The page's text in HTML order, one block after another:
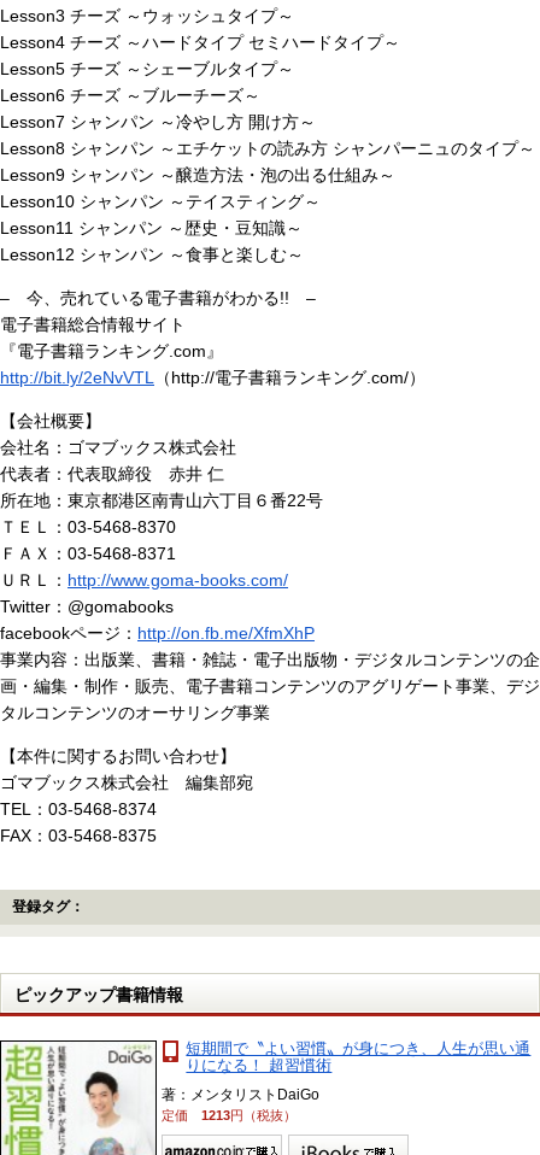
Lesson3 チーズ ～ウォッシュタイプ～
Lesson4 チーズ ～ハードタイプ セミハードタイプ～
Lesson5 チーズ ～シェーブルタイプ～
Lesson6 チーズ ～ブルーチーズ～
Lesson7 シャンパン ～冷やし方 開け方～
Lesson8 シャンパン ～エチケットの読み方 シャンパーニュのタイプ～
Lesson9 シャンパン ～醸造方法・泡の出る仕組み～
Lesson10 シャンパン ～テイスティング～
Lesson11 シャンパン ～歴史・豆知識～
Lesson12 シャンパン ～食事と楽しむ～
– 今、売れている電子書籍がわかる!! –
電子書籍総合情報サイト
『電子書籍ランキング.com』
http://bit.ly/2eNvVTL
（http://電子書籍ランキング.com/）
【会社概要】
会社名：ゴマブックス株式会社
代表者：代表取締役 赤井 仁
所在地：東京都港区南青山六丁目６番22号
ＴＥＬ：03-5468-8370
ＦＡＸ：03-5468-8371
ＵＲＬ： http://www.goma-books.com/
Twitter：@gomabooks
facebookページ： http://on.fb.me/XfmXhP
事業内容：出版業、書籍・雑誌・電子出版物・デジタルコンテンツの企
画・編集・制作・販売、電子書籍コンテンツのアグリゲート事業、デジ
タルコンテンツのオーサリング事業
【本件に関するお問い合わせ】
ゴマブックス株式会社 編集部宛
TEL：03-5468-8374
FAX：03-5468-8375
登録タグ：
ピックアップ書籍情報
短期間で〝よい習慣〟が身につき、人生が思い通
りになる！ 超習慣術
著：メンタリストDaiGo
定価1213円（税抜）